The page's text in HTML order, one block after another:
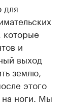
для
которые
и
выход
землю,
этого
на ноги. Мы